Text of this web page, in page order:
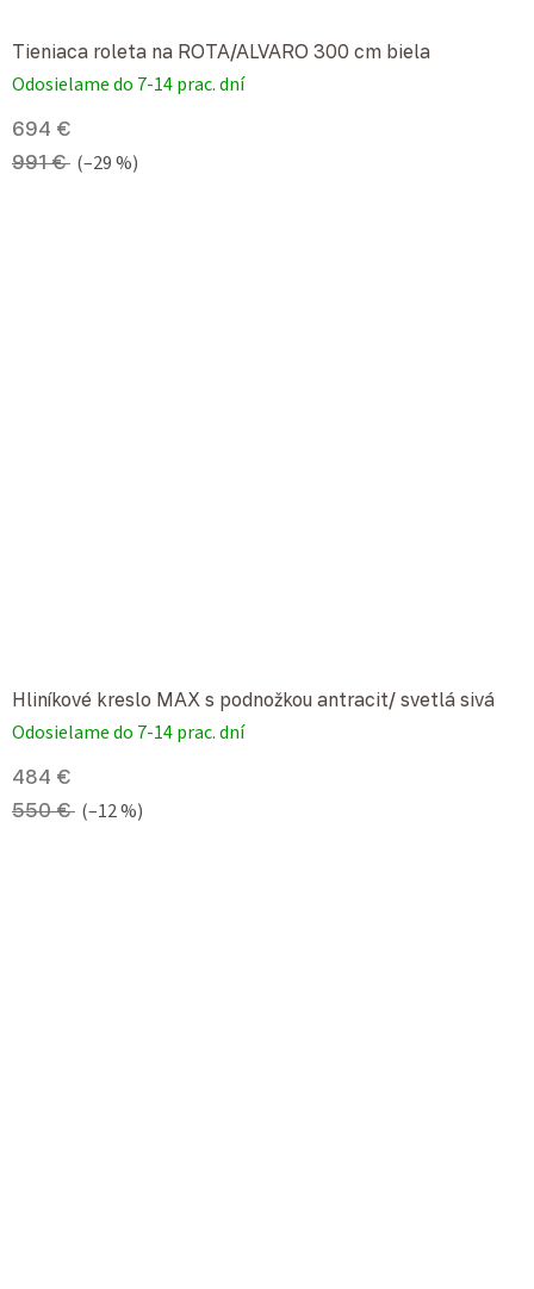
Tieniaca roleta na ROTA/ALVARO 300 cm biela
Odosielame do 7-14 prac. dní
694 €
991 € (–29 %)
Hliníkové kreslo MAX s podnožkou antracit/ svetlá sivá
Odosielame do 7-14 prac. dní
484 €
550 € (–12 %)